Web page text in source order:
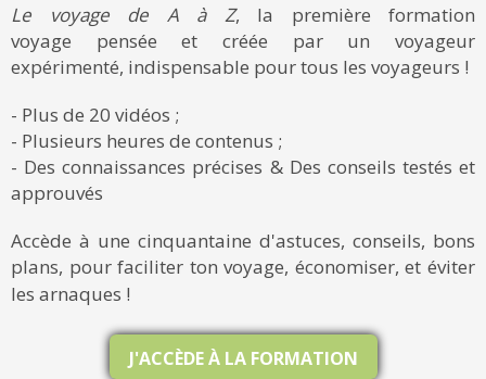
Le voyage de A à Z, la première formation
voyage pensée et créée par un voyageur
expérimenté, indispensable pour tous les voyageurs !
- Plus de 20 vidéos ;
- Plusieurs heures de contenus ;
- Des connaissances précises & Des conseils testés et
approuvés
Accède à une cinquantaine d'astuces, conseils, bons
plans, pour faciliter ton voyage, économiser, et éviter
les arnaques !
J'ACCÈDE À LA FORMATION